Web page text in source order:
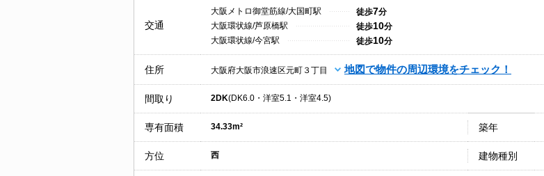
交通
大阪メトロ御堂筋線/大国町駅 徒歩7分
大阪環状線/芦原橋駅
徒歩10分
大阪環状線/今宮駅
徒歩10分
住所 大阪府大阪市浪速区元町３丁目 地図で物件の周辺環境をチェック！
間取り 2DK(DK6.0・洋室5.1・洋室4.5)
専有面積 34.33m² 築年
方位 西 建物種別